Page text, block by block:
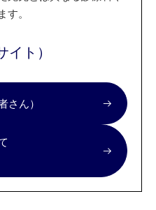
。
イト）
さん）